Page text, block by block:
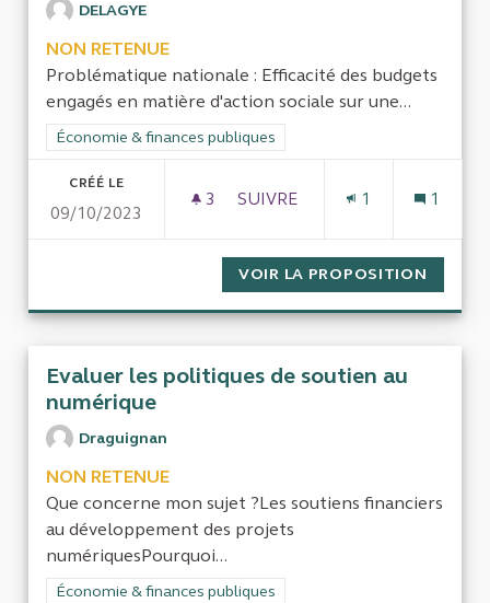
DELAGYE
NON RETENUE
Problématique nationale : Efficacité des budgets
engagés en matière d'action sociale sur une...
Filtrer les résultats de la catégorie : Économie & finances
Économie & finances publiques
CRÉÉ LE
09/10/2023
3 3 ABONNÉS
SUIVRE
1 1
VOIR LA PROPOSITION
Evaluer les politiques de soutien au
numérique
Draguignan
NON RETENUE
Que concerne mon sujet ?Les soutiens financiers
au développement des projets
numériquesPourquoi...
Filtrer les résultats de la catégorie : Économie & finances
Économie & finances publiques